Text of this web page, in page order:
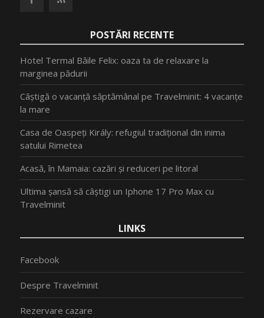
POSTĂRI RECENTE
Hotel Termal Băile Felix: oaza ta de relaxare la
marginea pădurii
Câștigă o vacanță săptămânal pe Travelminit: 4 vacanțe
la mare
Casa de Oaspeți Király: refugiul tradițional din inima
satului Rimetea
Acasă, în Mamaia: cazări și reduceri pe litoral
Ultima șansă să câștigi un Iphone 17 Pro Max cu
Travelminit
LINKS
Facebook
Despre Travelminit
Rezervare cazare